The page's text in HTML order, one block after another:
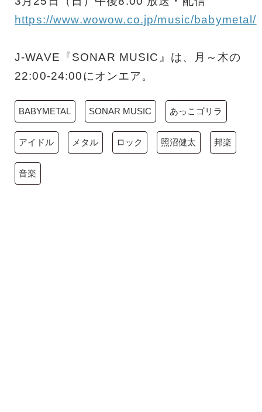
https://www.wowow.co.jp/music/babymetal/
J-WAVE『SONAR MUSIC』は、月～木の
22:00-24:00にオンエア。
BABYMETAL SONAR MUSIC あっこゴリラ
アイドル メタル ロック 照沼健太 邦楽
音楽